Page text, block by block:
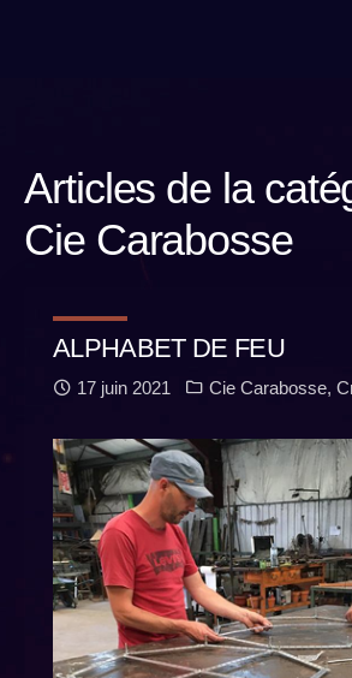
Articles de la
Cie Carabosse
ALPHABET DE FEU
17 juin 2021 Cie Carabosse,